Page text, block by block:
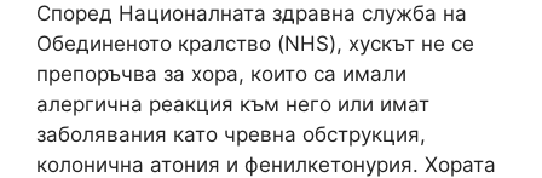
Според Националната здравна служба на
Обединеното кралство (NHS), хускът не се
препоръчва за хора, които са имали
алергична реакция към него или имат
заболявания като чревна обструкция,
колонична атония и фенилкетонурия. Хората